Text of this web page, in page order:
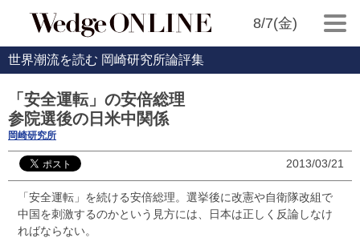
8/7(金)
世界潮流を読む 岡崎研究所論評集
「安全運転」の安倍総理
参院選後の日米中関係
岡崎研究所
2013/03/21
「安全運転」を続ける安倍総理。選挙後に改憲や自衛隊改組で
中国を刺激するのかという見方には、日本は正しく反論しなけ
ればならない。